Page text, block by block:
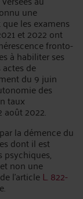
une
les examens
et 2022 ont
fronto-
à habiliter ses
de
du 9 juin
des
taux
août 2022.
la démence du
dont il est
non une
l'articleL. 822-